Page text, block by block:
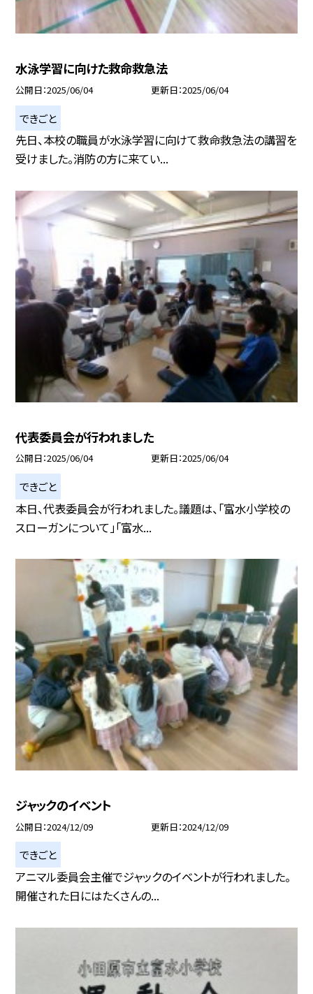
水泳学習に向けた救命救急法
公開日 2025/06/04 更新日 2025/06/04
できごと
先日、本校の職員が水泳学習に向けて救命救急法の講習を
受けました。消防の方に来てい...
代表委員会が行われました
公開日 2025/06/04 更新日 2025/06/04
できごと
本日、代表委員会が行われました。議題は、「富水小学校の
スローガンについて」「富水...
ジャックのイベント
公開日 2024/12/09 更新日 2024/12/09
できごと
アニマル委員会主催でジャックのイベントが行われました。
開催された日にはたくさんの...